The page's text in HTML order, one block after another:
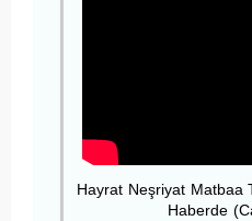
Hayrat Neşriyat Matbaa
Haberde